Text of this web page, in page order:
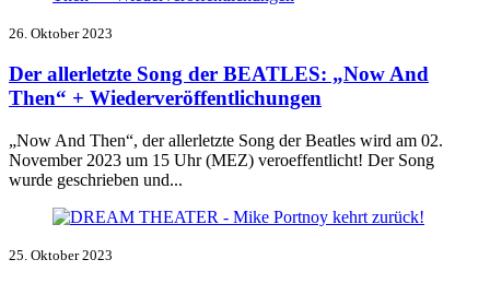
26. Oktober 2023
Der allerletzte Song der BEATLES: „Now And
Then“ + Wiederveröffentlichungen
„Now And Then“, der allerletzte Song der Beatles wird am 02.
November 2023 um 15 Uhr (MEZ) veroeffentlicht! Der Song
wurde geschrieben und...
25. Oktober 2023